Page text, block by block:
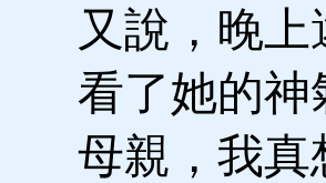
又說，晚
看了她的
母親，我真